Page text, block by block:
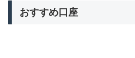
おすすめ口座